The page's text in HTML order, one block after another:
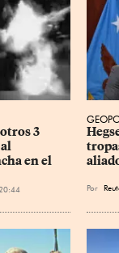
3
en el
Por